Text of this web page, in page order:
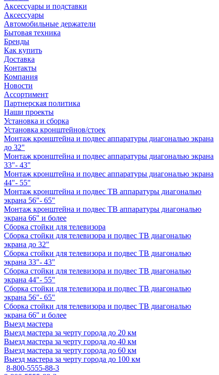
Аксессуары и подставки
Аксессуары
Автомобильные держатели
Бытовая техника
Бренды
Как купить
Доставка
Контакты
Компания
Новости
Ассортимент
Партнерская политика
Наши проекты
Установка и сборка
Установка кронштейнов/стоек
Монтаж кронштейна и подвес аппаратуры диагональю экрана
до 32"
Монтаж кронштейна и подвес аппаратуры диагональю экрана
33"- 43"
Монтаж кронштейна и подвес аппаратуры диагональю экрана
44"- 55"
Монтаж кронштейна и подвес ТВ аппаратуры диагональю
экрана 56"- 65"
Монтаж кронштейна и подвес ТВ аппаратуры диагональю
экрана 66" и более
Сборка стойки для телевизора
Сборка стойки для телевизора и подвес ТВ диагональю
экрана до 32"
Сборка стойки для телевизора и подвес ТВ диагональю
экрана 33"- 43"
Сборка стойки для телевизора и подвес ТВ диагональю
экрана 44"- 55"
Сборка стойки для телевизора и подвес ТВ диагональю
экрана 56"- 65"
Сборка стойки для телевизора и подвес ТВ диагональю
экрана 66" и более
Выезд мастера
Выезд мастера за черту города до 20 км
Выезд мастера за черту города до 40 км
Выезд мастера за черту города до 60 км
Выезд мастера за черту города до 100 км
8-800-5555-88-3